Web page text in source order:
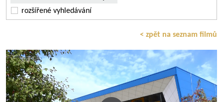
rozšířené vyhledávání
< zpět na seznam filmů